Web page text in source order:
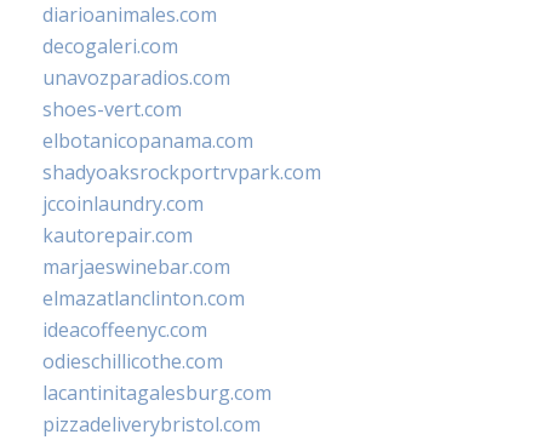
diarioanimales.com
decogaleri.com
unavozparadios.com
shoes-vert.com
elbotanicopanama.com
shadyoaksrockportrvpark.com
jccoinlaundry.com
kautorepair.com
marjaeswinebar.com
elmazatlanclinton.com
ideacoffeenyc.com
odieschillicothe.com
lacantinitagalesburg.com
pizzadeliverybristol.com